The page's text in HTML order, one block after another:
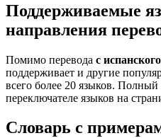
Поддерживаемые
направления
Помимо перевода с
поддерживает и другие
всего более 20 языков. Полный
переключателе языков на
Словарь с